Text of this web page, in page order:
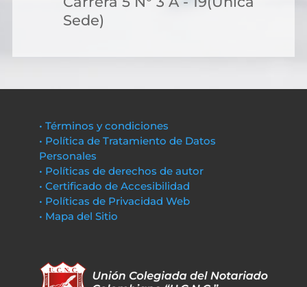
Sede)
• Términos y condiciones
• Política de Tratamiento de Datos
Personales
• Políticas de derechos de autor
• Certificado de Accesibilidad
• Políticas de Privacidad Web
• Mapa del Sitio